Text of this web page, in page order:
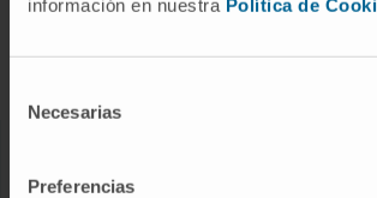
información en nuestra Política de
Necesarias
Preferencias
Campus of the Universidad de Navarra